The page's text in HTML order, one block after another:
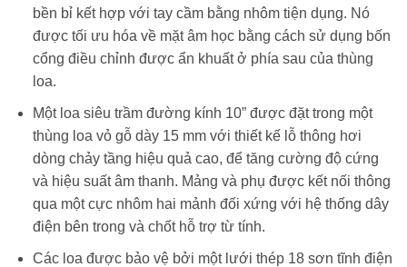
bền bỉ kết hợp với tay cầm bằng nhôm tiện dụng. Nó
được tối ưu hóa về mặt âm học bằng cách sử dụng bốn
cổng điều chỉnh được ẩn khuất ở phía sau của thùng
loa.
Một loa siêu trầm đường kính 10” được đặt trong một
thùng loa vỏ gỗ dày 15 mm với thiết kế lỗ thông hơi
dòng chảy tầng hiệu quả cao, để tăng cường độ cứng
và hiệu suất âm thanh. Mảng và phụ được kết nối thông
qua một cực nhôm hai mảnh đối xứng với hệ thống dây
điện bên trong và chốt hỗ trợ từ tính.
Các loa được bảo vệ bởi một lưới thép 18 sơn tĩnh điện